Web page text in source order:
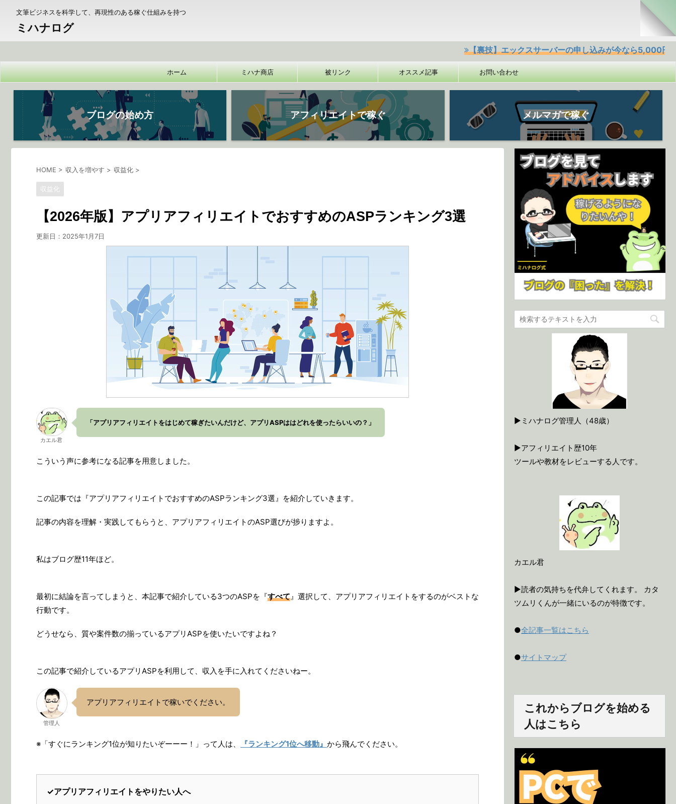
文筆ビジネスを科学して、再現性のある稼ぐ仕組みを持つ
ミハナログ
【裏技】エックスサーバーの申し込みが今なら5,000円offクーポ
ホーム ミハナ商店 被リンク オススメ記事 お問い合わせ
ブログの始め方 アフィリエイトで稼ぐ メルマガで稼ぐ
HOME > 収入を増やす > 収益化 >
収益化
【2026年版】アプリアフィリエイトでおすすめのASPランキング3選
更新日： 2025年1月7日
カエル君
「アプリアフィリエイトをはじめて稼ぎたいんだけど、アプリASPははどれを使ったらいいの？」
こういう声に参考になる記事を用意しました。
この記事では『アプリアフィリエイトでおすすめのASPランキング3選』を紹介していきます。
記事の内容を理解・実践してもらうと、アプリアフィリエイトのASP選びが捗りますよ。
私はブログ歴11年ほど。
最初に結論を言ってしまうと、本記事で紹介している3つのASPを『すべて』選択して、アプリアフィリエイトをするのがベストな
行動です。
どうせなら、質や案件数の揃っているアプリASPを使いたいですよね？
この記事で紹介しているアプリASPを利用して、収入を手に入れてくださいねー。
管理人
アプリアフィリエイトで稼いでください。
※「すぐにランキング1位が知りたいぞーーー！」って人は、 『ランキング1位へ移動』 から飛んでください。
✓アプリアフィリエイトをやりたい人へ
▶ミハナログ管理人（48歳）
▶アフィリエイト歴10年
ツールや教材をレビューする人です。
カエル君
▶読者の気持ちを代弁してくれます。 カタ
ツムリくんが一緒にいるのが特徴です。
●全記事一覧はこちら
●サイトマップ
これからブログを始める
人はこちら